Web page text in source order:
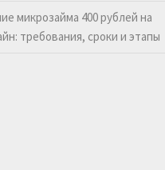
микрозайма 400 рублей на
требования, сроки и этапы